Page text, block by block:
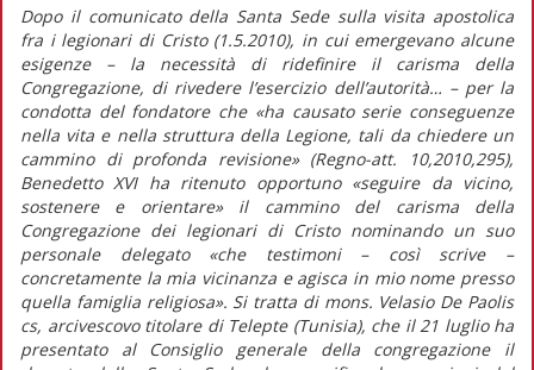
Dopo il comunicato della Santa Sede sulla visita apostolica
fra i legionari di Cristo (1.5.2010), in cui emergevano alcune
esigenze – la necessità di ridefinire il carisma della
Congregazione, di rivedere l’esercizio dell’autorità… – per la
condotta del fondatore che «ha causato serie conseguenze
nella vita e nella struttura della Legione, tali da chiedere un
cammino di profonda revisione» (Regno-att. 10,2010,295),
Benedetto XVI ha ritenuto opportuno «seguire da vicino,
sostenere e orientare» il cammino del carisma della
Congregazione dei legionari di Cristo nominando un suo
personale delegato «che testimoni – così scrive –
concretamente la mia vicinanza e agisca in mio nome presso
quella famiglia religiosa». Si tratta di mons. Velasio De Paolis
cs, arcivescovo titolare di Telepte (Tunisia), che il 21 luglio ha
presentato al Consiglio generale della congregazione il